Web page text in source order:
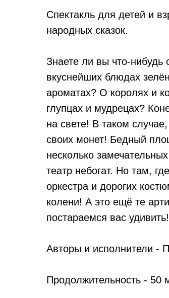
Спектакль для детей и
народных сказок.
Знаете ли вы что-нибудь
вкуснейших блюдах
ароматах? О королях и
глупцах и мудрецах?
на свете! В таком
своих монет! Бедный
несколько
театр небогат. Но там,
оркестра и дорогих
колени! А это ещё те
постараемся вас удивить!
Авторы и исполнители -
Продолжительность - 50